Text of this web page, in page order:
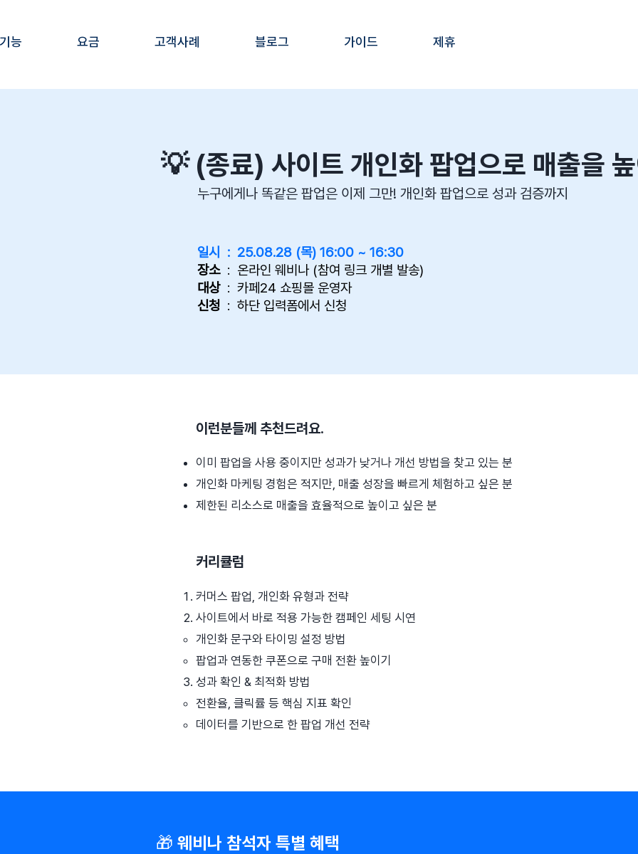
능 요금 고객사례 블로그 가이드 제휴
💡 (종료) 사이트 개인화 팝업으로 매출을
누구에게나 똑같은 팝업은 이제 그만! 개인화 팝업으로 성과 검증까지
​일시 : 25.08.28 (목) 16:00 ~ 16:30
장소: 온라인 웨비나 (참여 링크 개별 발송)
대상: 카페24 쇼핑몰 운영자
신청 : 하단 입력폼에서 신청
이런분들께 추천드려요.
이미 팝업을 사용 중이지만 성과가 낮거나 개선 방법을 찾고 있는 분
개인화 마케팅 경험은 적지만, 매출 성장을 빠르게 체험하고 싶은 분
제한된 리소스로 매출을 효율적으로 높이고 싶은 분
커리큘럼
커머스 팝업, 개인화 유형과 전략
사이트에서 바로 적용 가능한 캠페인 세팅 시연
개인화 문구와 타이밍 설정 방법
팝업과 연동한 쿠폰으로 구매 전환 높이기
성과 확인 & 최적화 방법
전환율, 클릭률 등 핵심 지표 확인
데이터를 기반으로 한 팝업 개선 전략
🎁 ​웨비나 참석자 특별 혜택